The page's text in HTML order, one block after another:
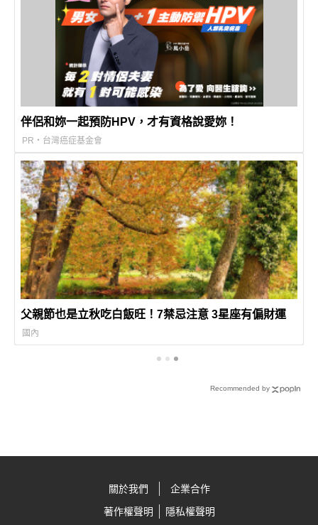
伴侶和妳一起預防HPV，才有資格說愛妳！
PR・台灣癌症基金會
父親節也是立秋吃白飯旺！7禁忌注意 3星座有偏財運
國內
Recommended by
關於我們
企業合作
著作權聲明
隱私權聲明